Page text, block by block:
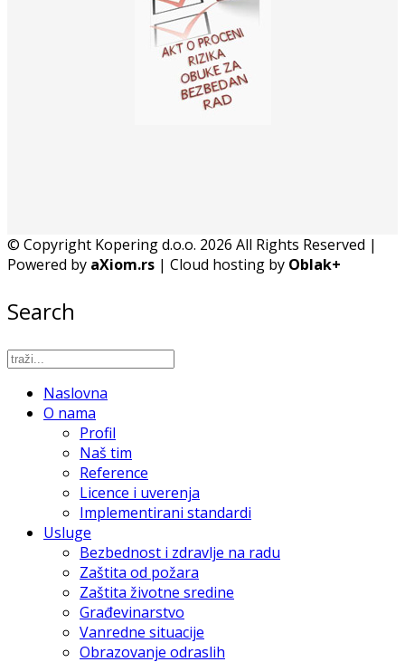
© Copyright Kopering d.o.o. 2026 All Rights Reserved |
Powered by aXiom.rs | Cloud hosting by Oblak+
Search
Naslovna
O nama
Profil
Naš tim
Reference
Licence i uverenja
Implementirani standardi
Usluge
Bezbednost i zdravlje na radu
Zaštita od požara
Zaštita životne sredine
Građevinarstvo
Vanredne situacije
Obrazovanje odraslih